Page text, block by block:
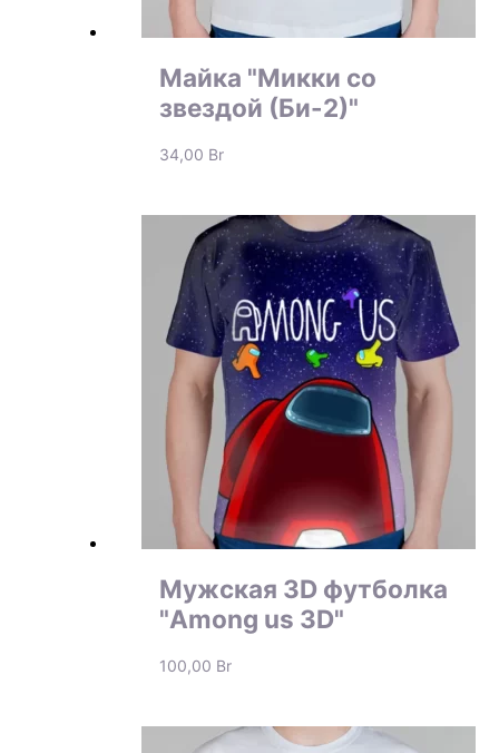
Майка "Микки со
звездой (Би-2)"
34,00 Br
Мужская 3D футболка
"Among us 3D"
100,00 Br